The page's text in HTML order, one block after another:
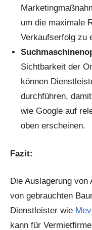
um die maximale
Verkaufserfolg zu
Sichtbarkeit der
können
durchführen,
wie Google auf
oben erscheinen.
Fazit:
Die Auslagerung
von gebrauchten
Dienstleister wie
kann für